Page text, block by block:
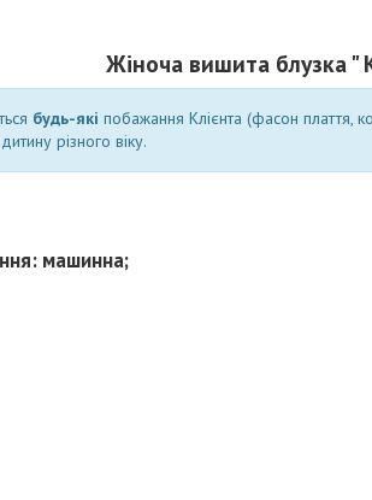
Жіноча вишита блузка "
будь-які побажання Клієнта (фасон плаття,
різного віку.
машинна;